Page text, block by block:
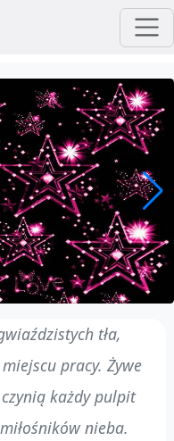
tła,
pracy. Żywe
każdy pulpit
nieba.